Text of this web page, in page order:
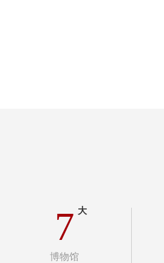
7 大
博物馆